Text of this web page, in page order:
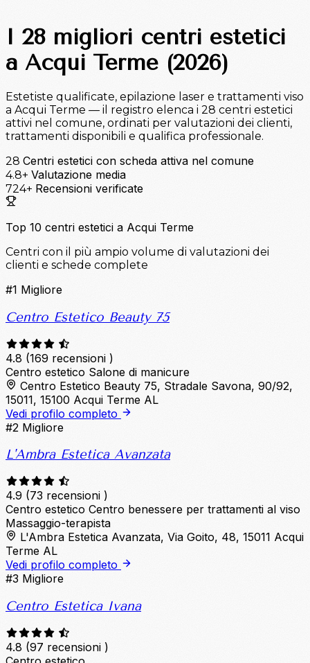
I 28 migliori centri estetici
a Acqui Terme (2026)
Estetiste qualificate, epilazione laser e trattamenti viso
a Acqui Terme — il registro elenca i 28 centri estetici
attivi nel comune, ordinati per valutazioni dei clienti,
trattamenti disponibili e qualifica professionale.
28 Centri estetici con scheda attiva nel comune
4.8+ Valutazione media
724+ Recensioni verificate
Top 10 centri estetici a Acqui Terme
Centri con il più ampio volume di valutazioni dei
clienti e schede complete
#1 Migliore
Centro Estetico Beauty 75
4.8 (169 recensioni )
Centro estetico Salone di manicure
Centro Estetico Beauty 75, Stradale Savona, 90/92,
15011, 15100 Acqui Terme AL
Vedi profilo completo
#2 Migliore
L'Ambra Estetica Avanzata
4.9 (73 recensioni )
Centro estetico Centro benessere per trattamenti al viso
Massaggio-terapista
L'Ambra Estetica Avanzata, Via Goito, 48, 15011 Acqui
Terme AL
Vedi profilo completo
#3 Migliore
Centro Estetica Ivana
4.8 (97 recensioni )